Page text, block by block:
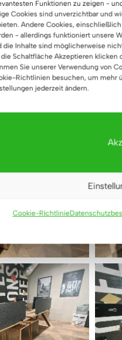
Funktionen zu zeigen -
Cookies sind unverzichtbar und
Andere Cookies,
- allerdings funktioniert unsere
die Inhalte sind möglicherweise
die Schaltfläche Akzeptieren
Sie unserer Verwendung von
Richtlinien besuchen, um mehr
jederzeit ändern.
Cookie-Richtlinie